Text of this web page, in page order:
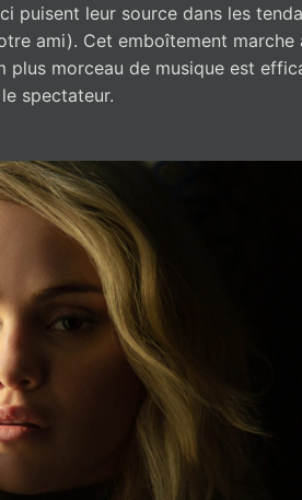
puisent leur source dans les
ami). Cet emboîtement marche
plus morceau de musique est
spectateur.